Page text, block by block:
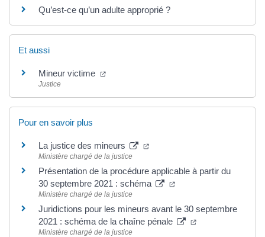
Qu’est-ce qu’un adulte approprié ?
Et aussi
Mineur victime (ouverture dans un nouvel onglet)
Justice
Pour en savoir plus
La justice des mineurs (ouverture dans un nouvel
Ministère chargé de la justice
Présentation de la procédure applicable à partir du
30 septembre 2021 : schéma
(ouverture dans un
Ministère chargé de la justice
Juridictions pour les mineurs avant le 30 septembre
2021 : schéma de la chaîne pénale
(ouverture dans
Ministère chargé de la justice